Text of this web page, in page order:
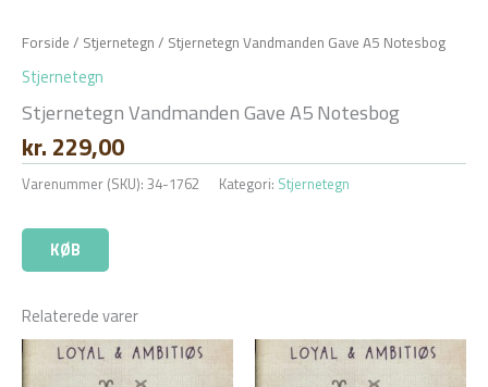
Forside / Stjernetegn / Stjernetegn Vandmanden Gave A5 Notesbog
Stjernetegn
Stjernetegn Vandmanden Gave A5 Notesbog
kr. 229,00
Varenummer (SKU): 34-1762 Kategori: Stjernetegn
KØB
Relaterede varer